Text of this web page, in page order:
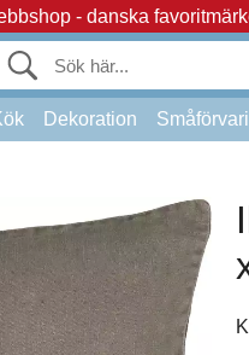
- danska
Dekoration